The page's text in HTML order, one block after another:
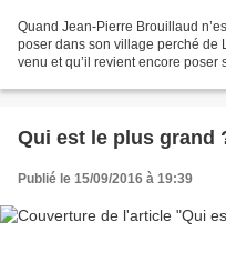
Quand Jean-Pierre Brouillaud
poser dans son village perché de
venu et qu’il revient encore poser
Qui est le plus grand
Publié le 15/09/2016 à 19:39